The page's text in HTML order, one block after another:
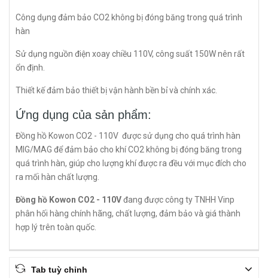
Công dụng đảm bảo CO2 không bị đóng băng trong quá trình
hàn
Sử dụng nguồn điện xoay chiều 110V, công suất 150W nên rất
ổn định.
Thiết kế đảm bảo thiết bị vận hành bền bỉ và chính xác.
Ứng dụng của sản phẩm:
Đồng hồ Kowon CO2 - 110V được sử dụng cho quá trình hàn
MIG/MAG để đảm bảo cho khí CO2 không bị đóng băng trong
quá trình hàn, giúp cho lượng khí được ra đều với mục đích cho
ra mối hàn chất lượng.
Đồng hồ Kowon CO2 - 110Vđang được công ty TNHH Vinp
phân hối hàng chính hãng, chất lượng, đảm bảo và giá thành
hợp lý trên toàn quốc.
Tab tuỳ chỉnh